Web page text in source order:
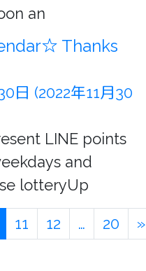
an
Thanks
日 (2022年11月30
LINE points
and
lotteryUp
11 12 … 20 »